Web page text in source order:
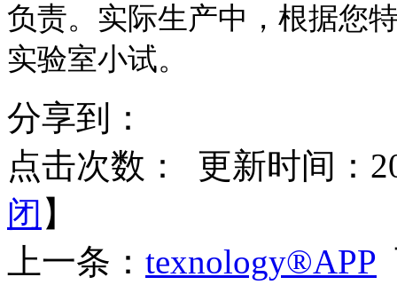
负责。实际生产中，根据您
实验室小试。
分享到：
点击次数：
更新时间：
闭 】
上一条： texnology®APP